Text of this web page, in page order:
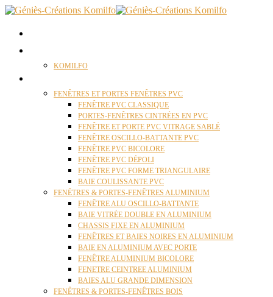
KOMILFO
FENÊTRES ET PORTES FENÊTRES PVC
FENÊTRE PVC CLASSIQUE
PORTES-FENÊTRES CINTRÉES EN PVC
FENÊTRE ET PORTE PVC VITRAGE SABLÉ
FENÊTRE OSCILLO-BATTANTE PVC
FENÊTRE PVC BICOLORE
FENÊTRE PVC DÉPOLI
FENÊTRE PVC FORME TRIANGULAIRE
BAIE COULISSANTE PVC
FENÊTRES & PORTES-FENÊTRES ALUMINIUM
FENÊTRE ALU OSCILLO-BATTANTE
BAIE VITRÉE DOUBLE EN ALUMINIUM
CHASSIS FIXE EN ALUMINIUM
FENÊTRES ET BAIES NOIRES EN ALUMINIUM
BAIE EN ALUMINIUM AVEC PORTE
FENÊTRE ALUMINIUM BICOLORE
FENETRE CEINTREE ALUMINIUM
BAIES ALU GRANDE DIMENSION
FENÊTRES & PORTES-FENÊTRES BOIS